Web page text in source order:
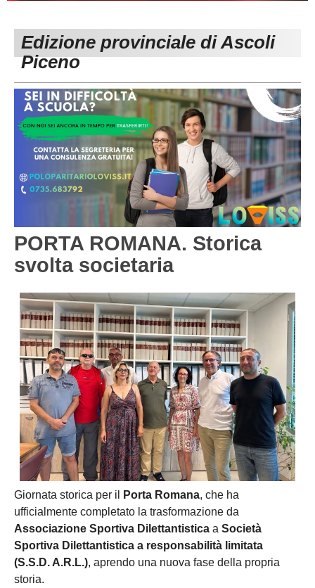
Carica la tua Rosa
1^ CATEGORIA
3^ CATEGORIA
GIOVANILI
Edizione provinciale di Ascoli
Piceno
PORTA ROMANA. Storica
svolta societaria
Giornata storica per il Porta Romana, che ha
ufficialmente completato la trasformazione da
Associazione Sportiva Dilettantistica a Società
Sportiva Dilettantistica a responsabilità limitata
(S.S.D. A.R.L.), aprendo una nuova fase della propria
storia.